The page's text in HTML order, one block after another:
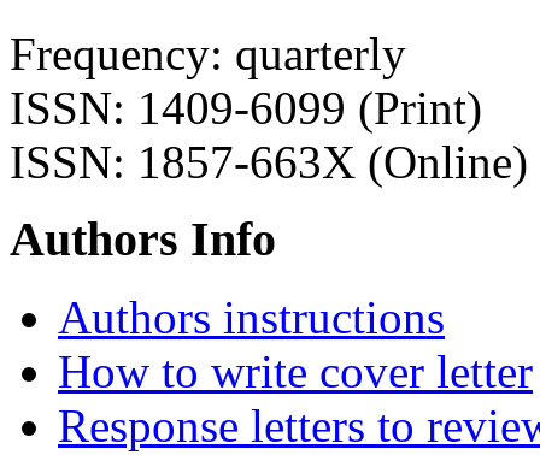
Frequency: quarterly
ISSN: 1409-6099 (Print)
ISSN: 1857-663X (Online)
Authors Info
Authors instructions
How to write cover letter
Response letters to